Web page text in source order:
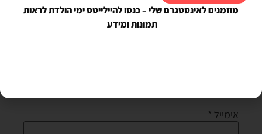
אימייל *
מוזמנים לאינסטגרם שלי – כנסו להיילייטס ימי הולדת לראות
תמונות ומידע